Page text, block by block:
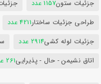
جزئیات ستون1157 عدد
طراحی جزئیات ساختار4211 عدد
جزئیات لوله کشی2914 عدد
اتاق نشیمن - حال - پذیرایی261 عدد